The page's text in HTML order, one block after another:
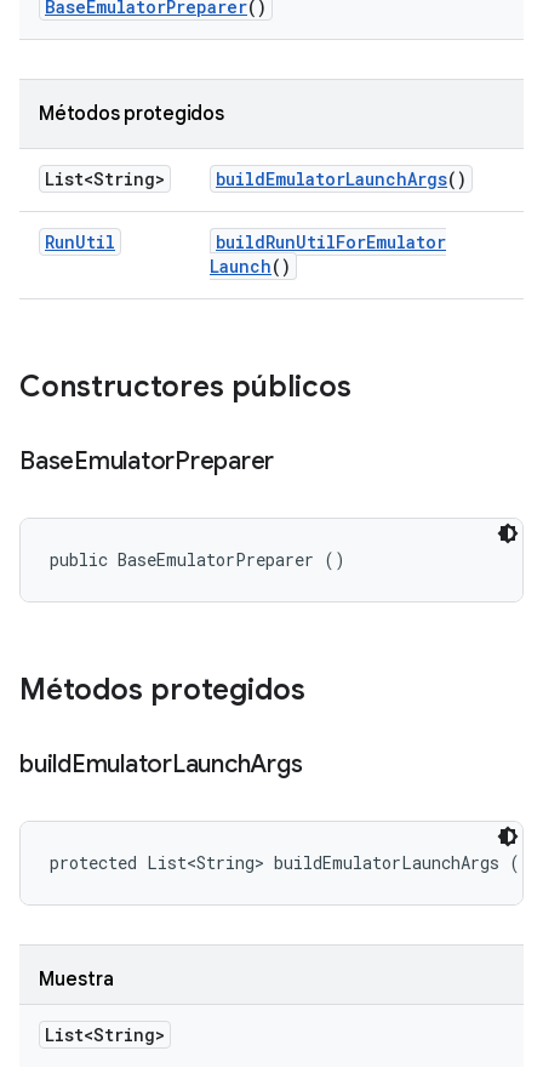
BaseEmulatorPreparer()
Métodos protegidos
List<String> buildEmulatorLaunchArgs()
RunUtil buildRunUtilForEmulator
Launch()
Constructores públicos
BaseEmulatorPreparer
public BaseEmulatorPreparer ()
Métodos protegidos
buildEmulatorLaunchArgs
protected List<String> buildEmulatorLaunchArgs ()
Muestra
List<String>